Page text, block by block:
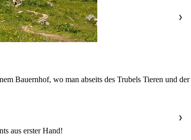
Bauernhof, wo man abseits des Trubels Tieren und
aus erster Hand!
❯
❯